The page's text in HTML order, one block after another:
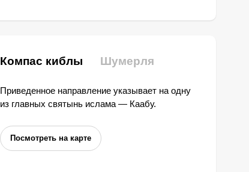
Компас киблы Шумерля
Приведенное направление указывает на одну
из главных святынь ислама — Каабу.
Посмотреть на карте